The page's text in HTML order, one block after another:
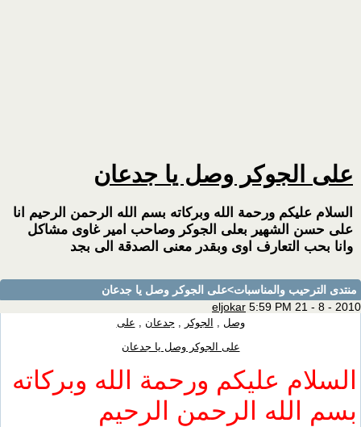
على الجوكر وصل يا جدعان
السلام عليكم ورحمة الله وبركاته بسم الله الرحمن الرحيم انا
على حسن الشهير بعلى الجوكر وصاحب امير غاوى مشاكل
وانا بحب التعارف اوى وبقدر معنى الصدقة الى بجد
منتدى الترحيب والمناسبات>على الجوكر وصل يا جدعان
eljokar 5:59 PM 21 - 8 - 2010
وصل , الجوكر , جدعان , على
على الجوكر وصل يا جدعان
السلام عليكم ورحمة الله وبركاته
بسم الله الرحمن الرحيم